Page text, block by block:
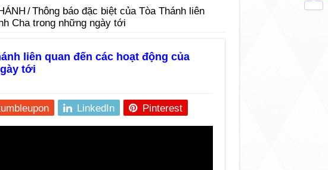
/Thông báo đặc biệt của Tòa Thánh liên
Cha trong những ngày tới
liên quan đến các hoạt động của
tới
LinkedIn Pinterest